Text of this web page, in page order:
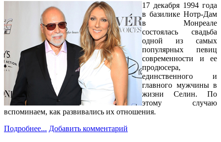
17 декабря 1994 года
в базилике Нотр-Дам
в Монреале
состоялась свадьба
одной из самых
популярных певиц
современности и ее
продюсера,
единственного и
главного мужчины в
жизни Селин. По
этому случаю
вспоминаем, как развивались их отношения.
Подробнее... Добавить комментарий